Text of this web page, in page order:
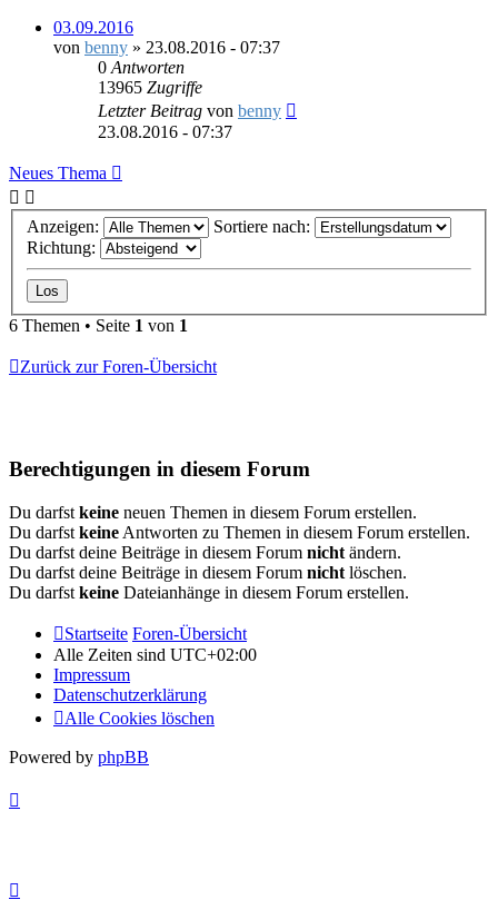
03.09.2016
von benny » 23.08.2016 - 07:37
0 Antworten
13965 Zugriffe
Letzter Beitrag von benny
23.08.2016 - 07:37
Neues Thema
Anzeigen:
Sortiere nach:
Richtung:
6 Themen • Seite 1 von 1
Zurück zur Foren-Übersicht
Berechtigungen in diesem Forum
Du darfst keine neuen Themen in diesem Forum erstellen.
Du darfst keine Antworten zu Themen in diesem Forum erstellen.
Du darfst deine Beiträge in diesem Forum nicht ändern.
Du darfst deine Beiträge in diesem Forum nicht löschen.
Du darfst keine Dateianhänge in diesem Forum erstellen.
Startseite Foren-Übersicht
Alle Zeiten sind UTC+02:00
Impressum
Datenschutzerklärung
Alle Cookies löschen
Powered by phpBB